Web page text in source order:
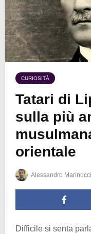
CURIOSITÀ
Tatari di
sulla più
orientale
Alessandro Marinucci
Difficile si senta